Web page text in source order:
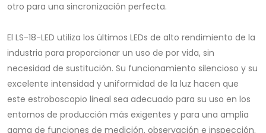
otro para una sincronización perfecta.
El LS-18-LED utiliza los últimos LEDs de alto rendimiento de la
industria para proporcionar un uso de por vida, sin
necesidad de sustitución. Su funcionamiento silencioso y su
excelente intensidad y uniformidad de la luz hacen que
este estroboscopio lineal sea adecuado para su uso en los
entornos de producción más exigentes y para una amplia
gama de funciones de medición, observación e inspección.